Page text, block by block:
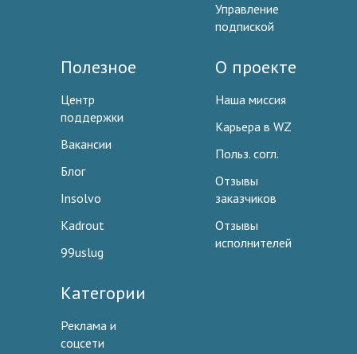
Управление
подпиской
Полезное
Центр
поддержки
Вакансии
Блог
Insolvo
Kadrout
99uslug
О проекте
Наша миссия
Карьера в WZ
Польз. согл.
Отзывы
заказчиков
Отзывы
исполнителей
Категории
Реклама и
соцсети